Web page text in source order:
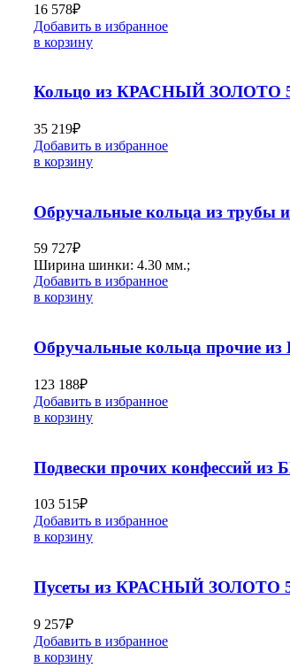
16 578₽
Добавить в избранное
в корзину
Кольцо из КРАСНЫЙ ЗОЛОТО
35 219₽
Добавить в избранное
в корзину
Обручальные кольца из
59 727₽
Ширина шинки: 4.30 мм.;
Добавить в избранное
в корзину
Обручальные кольца прочие
123 188₽
Добавить в избранное
в корзину
Подвески прочих конфессий
103 515₽
Добавить в избранное
в корзину
Пусеты из КРАСНЫЙ ЗОЛОТО
9 257₽
Добавить в избранное
в корзину